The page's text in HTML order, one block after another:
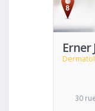
Erner
30